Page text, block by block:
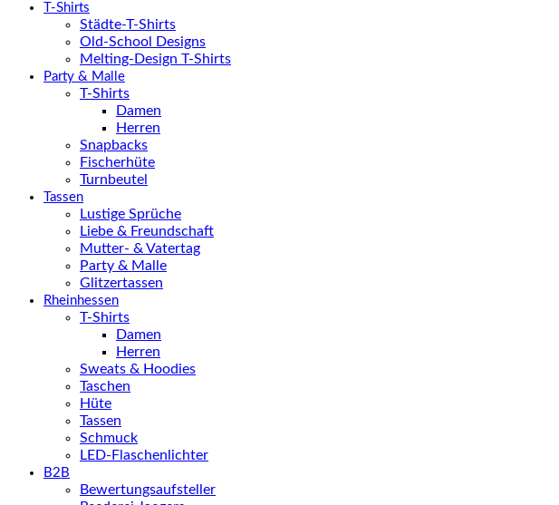
T-Shirts
Städte-T-Shirts
Old-School Designs
Melting-Design T-Shirts
Party & Malle
T-Shirts
Damen
Herren
Snapbacks
Fischerhüte
Turnbeutel
Tassen
Lustige Sprüche
Liebe & Freundschaft
Mutter- & Vatertag
Party & Malle
Glitzertassen
Rheinhessen
T-Shirts
Damen
Herren
Sweats & Hoodies
Taschen
Hüte
Tassen
Schmuck
LED-Flaschenlichter
B2B
Bewertungsaufsteller